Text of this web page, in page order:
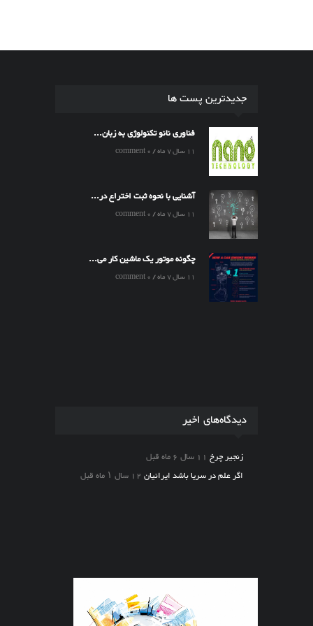
جدیدترین پست ها
فناوری نانو تکنولوژی به زبان...
11 سال 7 ماه / 0 comment
آشنایی با نحوه ثبت اختراع در...
11 سال 7 ماه / 0 comment
چگونه موتور یک ماشین کار می...
11 سال 7 ماه / 0 comment
دیدگاه‌های اخیر
زنجیر چرخ 11 سال 6 ماه قبل
اگر علم در سریا باشد ایرانیان 12 سال ۱ ماه قبل